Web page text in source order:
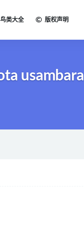
类大全 版权声明
usambara